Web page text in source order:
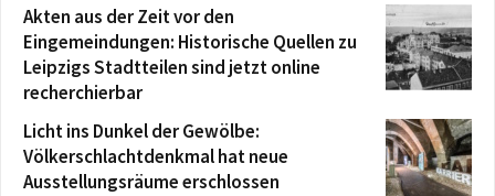
Akten aus der Zeit vor den
Eingemeindungen: Historische Quellen zu
Leipzigs Stadtteilen sind jetzt online
recherchierbar
Licht ins Dunkel der Gewölbe:
Völkerschlachtdenkmal hat neue
Ausstellungsräume erschlossen